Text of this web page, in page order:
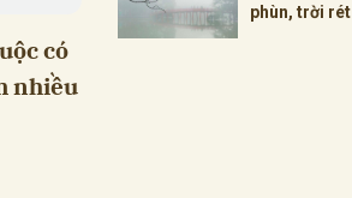
có
nhiều
phùn, trời rét